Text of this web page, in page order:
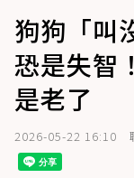
狗狗「叫
恐是失智
是老了
2026-05-22 16:10